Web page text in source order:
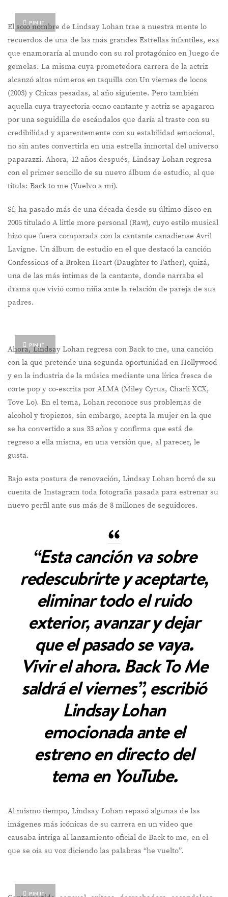
PIN IT
El solo nombre de Lindsay Lohan trae a nuestra mente lo
recuerdos de una de las más grandes Estrellas infantiles, esa
que enamoraría al mundo con su rol protagónico en Juego de
gemelas. La misma cuya prometedora carrera de la actriz
alcanzó altos números en taquilla con Un viernes de locos
(2003) y Chicas pesadas, al año siguiente. Pero también
aquella cuya trayectoria como cantante y actriz se apagaron
por una seguidilla de escándalos que daría al traste con su
credibilidad y aparentemente con su estabilidad emocional,
no sin antes convertirla en una estrella inmortal del universo
paparazzi. Ahora, 12 años después, Lindsay Lohan regresa
con el primer sencillo de su nuevo álbum de estudio, al que
titula: Back to me (Vuelvo a mí).
Sí, ha pasado más de una década desde su último disco en
2005 titulado A little more personal (Raw), cuyo estilo musical
hizo que fuera comparada con la cantante canadiense Avril
Lavigne. Un álbum de estudio en el que destacó la canción
Confessions of a Broken Heart (Daughter to Father), quizá,
una de las más íntimas de la cantante, donde narraba el
drama que vivió como niña ante la relación de pareja de sus
padres.
PIN IT
Ahora, Lindsay Lohan regresa con Back to me, una canción
con la que pretende una segunda oportunidad en Hollywood
y en la industria de la música mediante una lírica fresca de
corte pop y co-escrita por ALMA (Miley Cyrus, Charli XCX,
Tove Lo). En el tema, Lohan reconoce sus problemas de
alcohol y tropiezos, sin embargo, acepta la mujer en la que
se ha convertido a sus 33 años y confirma que está de
regreso a ella misma, en una versión que, al parecer, le
gusta.
Bajo esta postura de renovación, Lindsay Lohan borró de su
cuenta de Instagram toda fotografía pasada para estrenar su
nuevo perfil ante sus más de 8 millones de seguidores.
“Esta canción va sobre
redescubrirte y aceptarte,
eliminar todo el ruido
exterior, avanzar y dejar
que el pasado se vaya.
Vivir el ahora. Back To Me
saldrá el viernes”, escribió
Lindsay Lohan
emocionada ante el
estreno en directo del
tema en YouTube.
Al mismo tiempo, Lindsay Lohan repasó algunas de las
imágenes más icónicas de su carrera en un video que
causaba intriga al lanzamiento oficial de Back to me, en el
que se oía su voz diciendo las palabras “he vuelto”.
PIN IT